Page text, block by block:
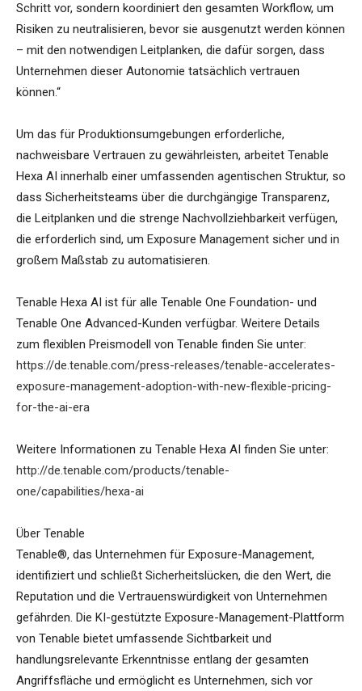
Schritt vor, sondern koordiniert den gesamten Workflow, um
Risiken zu neutralisieren, bevor sie ausgenutzt werden können
– mit den notwendigen Leitplanken, die dafür sorgen, dass
Unternehmen dieser Autonomie tatsächlich vertrauen
können.“
Um das für Produktionsumgebungen erforderliche,
nachweisbare Vertrauen zu gewährleisten, arbeitet Tenable
Hexa AI innerhalb einer umfassenden agentischen Struktur, so
dass Sicherheitsteams über die durchgängige Transparenz,
die Leitplanken und die strenge Nachvollziehbarkeit verfügen,
die erforderlich sind, um Exposure Management sicher und in
großem Maßstab zu automatisieren.
Tenable Hexa AI ist für alle Tenable One Foundation- und
Tenable One Advanced-Kunden verfügbar. Weitere Details
zum flexiblen Preismodell von Tenable finden Sie unter:
https://de.tenable.com/press-releases/tenable-accelerates-
exposure-management-adoption-with-new-flexible-pricing-
for-the-ai-era
Weitere Informationen zu Tenable Hexa AI finden Sie unter:
http://de.tenable.com/products/tenable-
one/capabilities/hexa-ai
Über Tenable
Tenable®, das Unternehmen für Exposure-Management,
identifiziert und schließt Sicherheitslücken, die den Wert, die
Reputation und die Vertrauenswürdigkeit von Unternehmen
gefährden. Die KI-gestützte Exposure-Management-Plattform
von Tenable bietet umfassende Sichtbarkeit und
handlungsrelevante Erkenntnisse entlang der gesamten
Angriffsfläche und ermöglicht es Unternehmen, sich vor